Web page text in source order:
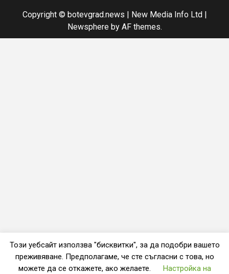
Copyright © botevgrad.news | New Media Info Ltd |
Newsphereby AF themes.
Този уебсайт използва "бисквитки", за да подобри вашето
преживяване. Предполагаме, че сте съгласни с това, но
можете да се откажете, ако желаете.
Настройка на